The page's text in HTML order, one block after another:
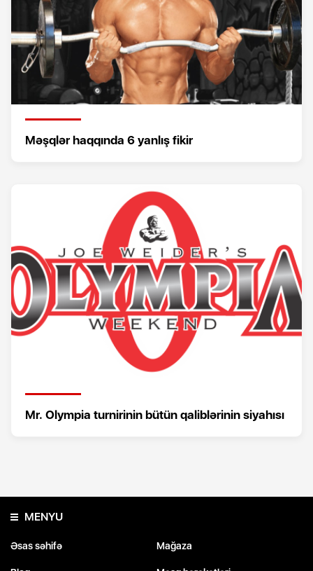
Məşqlər haqqında 6 yanlış fikir
Mr. Olympia turnirinin bütün qaliblərinin siyahısı
MENYU
Əsas səhifə Mağaza